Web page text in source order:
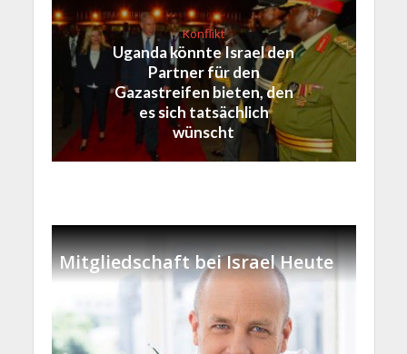
Konflikt
Uganda könnte Israel den
Partner für den
Gazastreifen bieten, den
es sich tatsächlich
wünscht
Mitgliedschaft bei Israel Heute